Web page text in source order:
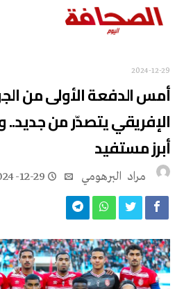
2024-12-29
الإفريقي يتصدّر من
أبرز مستفيد
مراد‭ ‬ البرهومي 12-29